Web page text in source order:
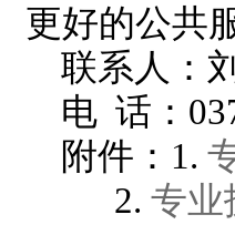
更好的公共
联系人：
电 话：
附件： 1.
2. 专业